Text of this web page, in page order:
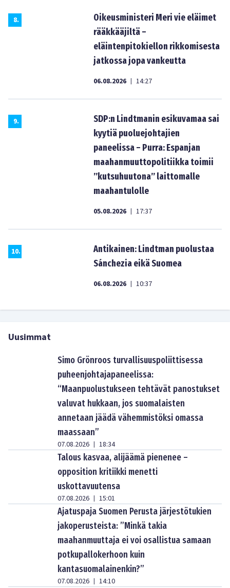
8.
Oikeusministeri Meri vie eläimet
rääkkääjiltä –
eläintenpitokiellon rikkomisesta
jatkossa jopa vankeutta
06.08.2026 | 14:27
9.
SDP:n Lindtmanin esikuvamaa sai
kyytiä puoluejohtajien
paneelissa – Purra: Espanjan
maahanmuuttopolitiikka toimii
”kutsuhuutona” laittomalle
maahantulolle
05.08.2026 | 17:37
10.
Antikainen: Lindtman puolustaa
Sánchezia eikä Suomea
06.08.2026 | 10:37
Uusimmat
Simo Grönroos turvallisuuspoliittisessa
puheenjohtajapaneelissa:
“Maanpuolustukseen tehtävät panostukset
valuvat hukkaan, jos suomalaisten
annetaan jäädä vähemmistöksi omassa
maassaan”
07.08.2026 | 18:34
Talous kasvaa, alijäämä pienenee –
opposition kritiikki menetti
uskottavuutensa
07.08.2026 | 15:01
Ajatuspaja Suomen Perusta järjestötukien
jakoperusteista: ”Minkä takia
maahanmuuttaja ei voi osallistua samaan
potkupallokerhoon kuin
kantasuomalainenkin?”
07.08.2026 | 14:10